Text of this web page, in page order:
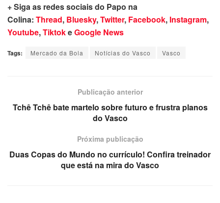
+ Siga as redes sociais do Papo na
Colina: Thread, Bluesky,Twitter, Facebook, Instagram,
Youtube,TiktokeGoogle News
Tags: Mercado da Bola Notícias do Vasco Vasco
Publicação anterior
Tchê Tchê bate martelo sobre futuro e frustra planos
do Vasco
Próxima publicação
Duas Copas do Mundo no currículo! Confira treinador
que está na mira do Vasco